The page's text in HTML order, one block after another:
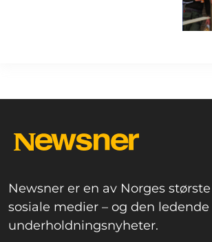
Newsner er en av Norges
sosiale medier – og den
underholdningsnyheter.